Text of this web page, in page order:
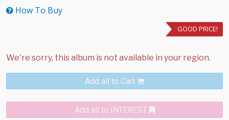
How To Buy
GOOD PRICE!
Add all to Cart
Add all to INTEREST